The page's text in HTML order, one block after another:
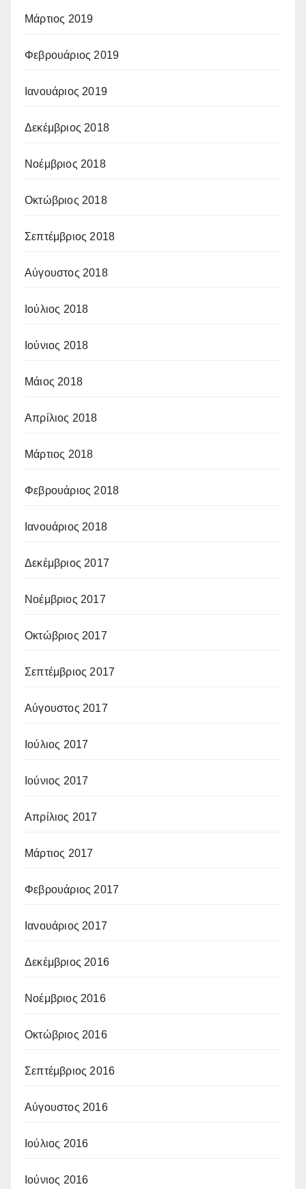
Μάρτιος 2019
Φεβρουάριος 2019
Ιανουάριος 2019
Δεκέμβριος 2018
Νοέμβριος 2018
Οκτώβριος 2018
Σεπτέμβριος 2018
Αύγουστος 2018
Ιούλιος 2018
Ιούνιος 2018
Μάιος 2018
Απρίλιος 2018
Μάρτιος 2018
Φεβρουάριος 2018
Ιανουάριος 2018
Δεκέμβριος 2017
Νοέμβριος 2017
Οκτώβριος 2017
Σεπτέμβριος 2017
Αύγουστος 2017
Ιούλιος 2017
Ιούνιος 2017
Απρίλιος 2017
Μάρτιος 2017
Φεβρουάριος 2017
Ιανουάριος 2017
Δεκέμβριος 2016
Νοέμβριος 2016
Οκτώβριος 2016
Σεπτέμβριος 2016
Αύγουστος 2016
Ιούλιος 2016
Ιούνιος 2016